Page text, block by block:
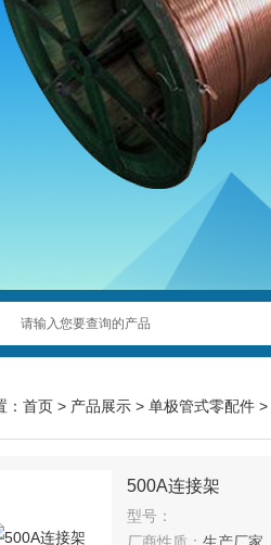
首页 > 产品展示 > 单极管式零配件 >
500A连接架
型号：